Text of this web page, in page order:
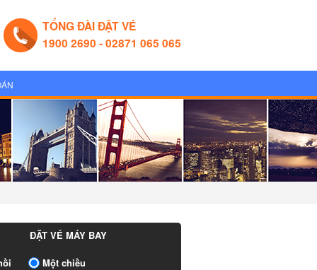
TỔNG ĐÀI ĐẶT VÉ
1900 2690 - 02871 065 065
ĐẶT VÉ MÁY BAY
Một chiều